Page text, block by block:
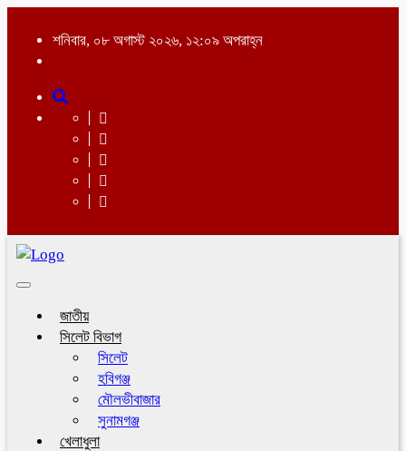
শনিবার, ০৮ অগাস্ট ২০২৬, ১২:০৯ অপরাহ্ন
Toggle
জাতীয়
সিলেট বিভাগ
সিলেট
হবিগঞ্জ
মৌলভীবাজার
সুনামগঞ্জ
খেলাধুলা